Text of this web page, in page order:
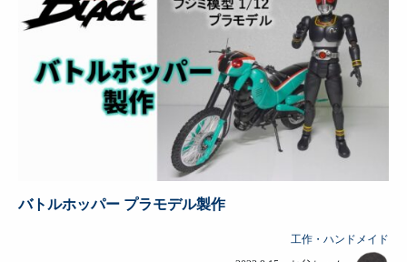
バトルホッパー プラモデル製作
工作・ハンドメイド